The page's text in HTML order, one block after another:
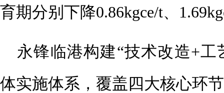
育期分别下降0.86kgce/t、
永锋临港构建“技术改造+
体实施体系，覆盖四大核心环